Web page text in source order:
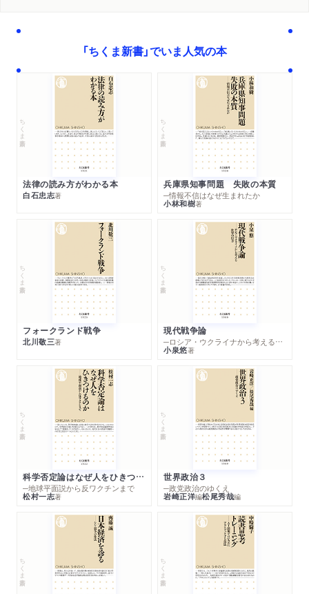
「ちくま新書」でいま人気の本
ちくま新書
法律の読み方がわかる本
白石忠志著
ちくま新書
兵庫県知事問題 失敗の本質
─情報不信はなぜ生まれたか
小林和樹著
ちくま新書
フォークランド戦争
北川敬三著
ちくま新書
現代戦争論
─ロシア・ウクライナから考える世界の行方
小泉悠著
ちくま新書
科学否定論はなぜ人をひきつけるのか
─地球平面説から反ワクチンまで
松村一志著
ちくま新書
世界政治３
─政党政治のゆくえ
岩崎正洋編松尾秀哉編
ちくま新書 ちくま新書